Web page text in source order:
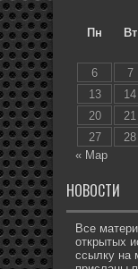
Пн
Вт
6
7
13
14
20
21
27
28
« Мар
НОВОСТИ
Все
открытых
ссылку на